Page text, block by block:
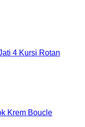
4 Kursi Rotan
Krem Boucle